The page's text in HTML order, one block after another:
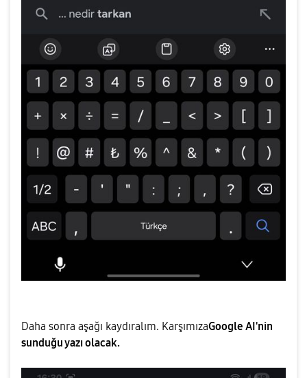
Daha sonra aşağı kaydıralım. KarşımızaGoogle AI'nin
sunduğu yazı olacak.